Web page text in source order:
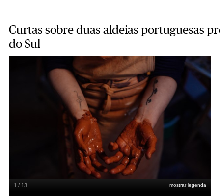
Curtas sobre duas aldeias portuguesas
do Sul
mostrar legenda
1 / 13